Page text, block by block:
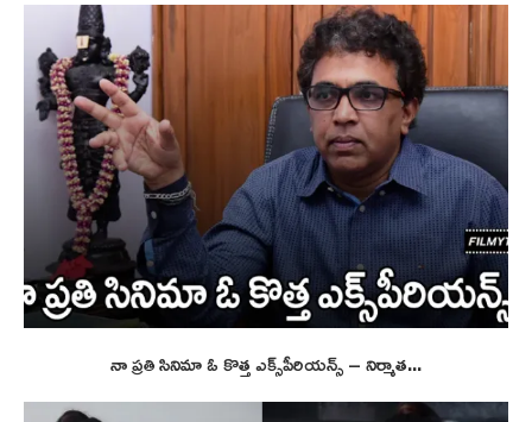
నా ప్ర‌తి సినిమా ఓ కొత్త ఎక్స్‌పీరియ‌న్స్ – నిర్మాత...